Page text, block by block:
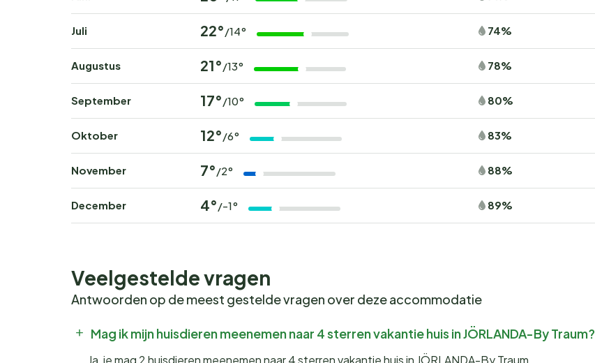
Juli 22° /14° 74%
Augustus 21° /13° 78%
September 17° /10° 80%
Oktober 12° /6° 83%
November 7° /2° 88%
December 4° /-1° 89%
Veelgestelde vragen
Antwoorden op de meest gestelde vragen over deze accommodatie
Mag ik mijn huisdieren meenemen naar 4 sterren vakantie huis in JÖRLANDA-By Traum?
Ja, je mag 2 huisdieren meenemen naar 4 sterren vakantie huis in JÖRLANDA-By Traum